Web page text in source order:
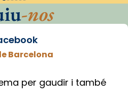
-nos
Barcelona
per gaudir i també